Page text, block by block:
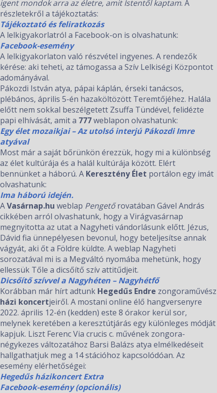
igent mondok arra az életre, amit Istentől kaptam. A
részletekről a tájékoztatás:
Tájékoztató és feliratkozás
A lelkigyakorlatról a Facebook-on is olvashatunk:
Facebook-esemény
A lelkigyakorlaton való részvétel ingyenes. A rendezők
kérése: aki teheti, az támogassa a Szív Lelkiségi Központot
adományával.
Pákozdi István atya, pápai káplán, érseki tanácsos,
plébános, április 5-én hazaköltözött Teremtőjéhez. Halála
előtt nem sokkal beszélgetett Zsuffa Tündével, felidézte
papi elhívását, amit a 777weblapon olvashatunk:
Egy élet mozaikjai – Az utolsó interjú Pákozdi Imre
atyával
Most már a saját bőrünkön érezzük, hogy mi a különbség
az élet kultúrája és a halál kultúrája között. Elért
bennünket a háború. A Keresztény Élet portálon egy imát
olvashatunk:
Ima háború idején.
AVasárnap.hu weblap Pengetőrovatában Gável András
cikkében arról olvashatunk, hogy a Virágvasárnap
megnyitotta az utat a Nagyheti vándorlásunk előtt. Jézus,
Dávid fia ünnepélyesen bevonul, hogy beteljesítse annak
vágyát, aki őt a Földre küldte. A weblap Nagyheti
sorozatával mi is a Megváltó nyomába mehetünk, hogy
ellessük Tőle a dicsőítő szív attitűdjeit.
Dicsőítő szívvel a Nagyhéten – Nagyhétfő
Korábban már hírt adtunk Hegedűs Endre zongoraművész
házi koncertjeiről. A mostani online élő hangversenyre
2022. április 12-én (kedden) este 8 órakor kerül sor,
melynek keretében a keresztútjárás egy különleges módját
kapjuk. Liszt Ferenc Via crucis c. művének zongora-
négykezes változatához Barsi Balázs atya elmélkedéseit
hallgathatjuk meg a 14 stációhoz kapcsolódóan. Az
esemény elérhetőségei:
Hegedűs házikoncert Extra
Facebook-esemény (opcionális)